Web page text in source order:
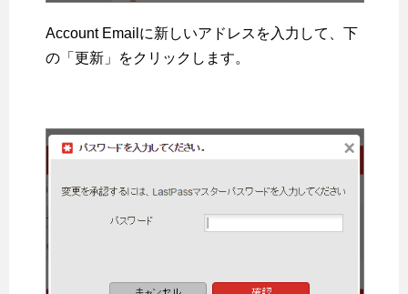
Account Emailに新しいアドレスを入力して、下
の「更新」をクリックします。